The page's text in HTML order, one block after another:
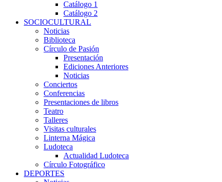
Catálogo 1
Catálogo 2
SOCIOCULTURAL
Noticias
Biblioteca
Círculo de Pasión
Presentación
Ediciones Anteriores
Noticias
Conciertos
Conferencias
Presentaciones de libros
Teatro
Talleres
Visitas culturales
Linterna Mágica
Ludoteca
Actualidad Ludoteca
Círculo Fotográfico
DEPORTES